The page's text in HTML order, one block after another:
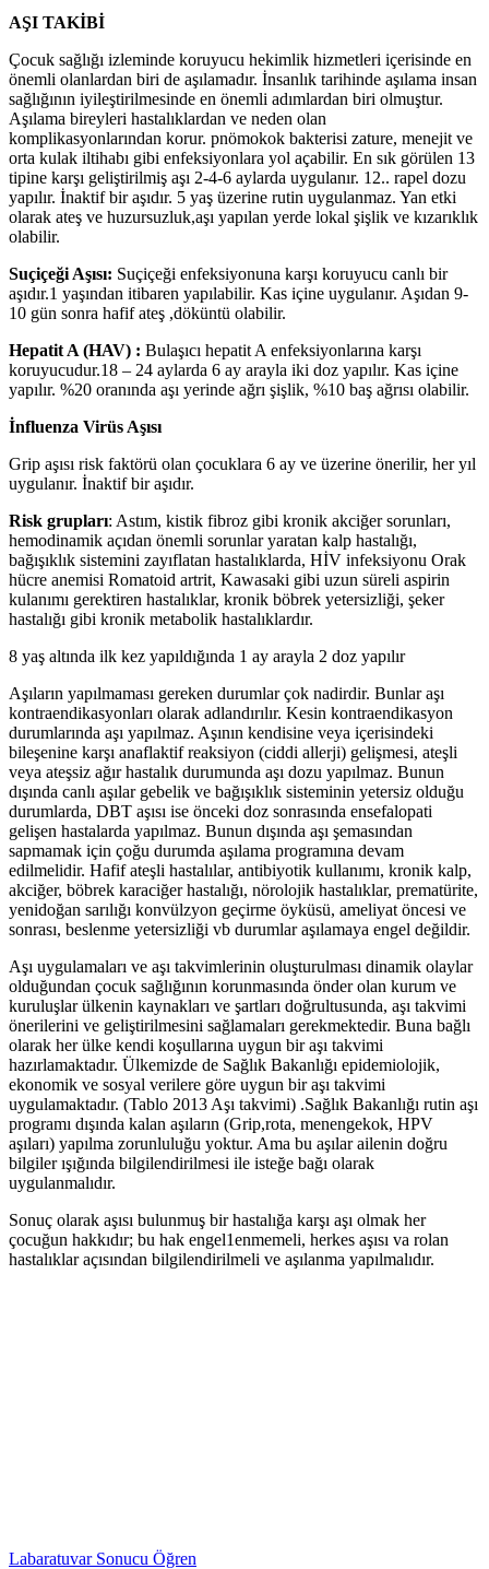
AŞI TAKİBİ
Çocuk sağlığı izleminde koruyucu hekimlik hizmetleri içerisinde en
önemli olanlardan biri de aşılamadır. İnsanlık tarihinde aşılama insan
sağlığının iyileştirilmesinde en önemli adımlardan biri olmuştur.
Aşılama bireyleri hastalıklardan ve neden olan
komplikasyonlarından korur. pnömokok bakterisi zature, menejit ve
orta kulak iltihabı gibi enfeksiyonlara yol açabilir. En sık görülen 13
tipine karşı geliştirilmiş aşı 2-4-6 aylarda uygulanır. 12.. rapel dozu
yapılır. İnaktif bir aşıdır. 5 yaş üzerine rutin uygulanmaz. Yan etki
olarak ateş ve huzursuzluk,aşı yapılan yerde lokal şişlik ve kızarıklık
olabilir.
Suçiçeği Aşısı: Suçiçeği enfeksiyonuna karşı koruyucu canlı bir
aşıdır.1 yaşından itibaren yapılabilir. Kas içine uygulanır. Aşıdan 9-
10 gün sonra hafif ateş ,döküntü olabilir.
Hepatit A (HAV) : Bulaşıcı hepatit A enfeksiyonlarına karşı
koruyucudur.18 – 24 aylarda 6 ay arayla iki doz yapılır. Kas içine
yapılır. %20 oranında aşı yerinde ağrı şişlik, %10 baş ağrısı olabilir.
İnfluenza Virüs Aşısı
Grip aşısı risk faktörü olan çocuklara 6 ay ve üzerine önerilir, her yıl
uygulanır. İnaktif bir aşıdır.
Risk grupları: Astım, kistik fibroz gibi kronik akciğer sorunları,
hemodinamik açıdan önemli sorunlar yaratan kalp hastalığı,
bağışıklık sistemini zayıflatan hastalıklarda, HİV infeksiyonu Orak
hücre anemisi Romatoid artrit, Kawasaki gibi uzun süreli aspirin
kulanımı gerektiren hastalıklar, kronik böbrek yetersizliği, şeker
hastalığı gibi kronik metabolik hastalıklardır.
8 yaş altında ilk kez yapıldığında 1 ay arayla 2 doz yapılır
Aşıların yapılmaması gereken durumlar çok nadirdir. Bunlar aşı
kontraendikasyonları olarak adlandırılır. Kesin kontraendikasyon
durumlarında aşı yapılmaz. Aşının kendisine veya içerisindeki
bileşenine karşı anaflaktif reaksiyon (ciddi allerji) gelişmesi, ateşli
veya ateşsiz ağır hastalık durumunda aşı dozu yapılmaz. Bunun
dışında canlı aşılar gebelik ve bağışıklık sisteminin yetersiz olduğu
durumlarda, DBT aşısı ise önceki doz sonrasında ensefalopati
gelişen hastalarda yapılmaz. Bunun dışında aşı şemasından
sapmamak için çoğu durumda aşılama programına devam
edilmelidir. Hafif ateşli hastalılar, antibiyotik kullanımı, kronik kalp,
akciğer, böbrek karaciğer hastalığı, nörolojik hastalıklar, prematürite,
yenidoğan sarılığı konvülzyon geçirme öyküsü, ameliyat öncesi ve
sonrası, beslenme yetersizliği vb durumlar aşılamaya engel değildir.
Aşı uygulamaları ve aşı takvimlerinin oluşturulması dinamik olaylar
olduğundan çocuk sağlığının korunmasında önder olan kurum ve
kuruluşlar ülkenin kaynakları ve şartları doğrultusunda, aşı takvimi
önerilerini ve geliştirilmesini sağlamaları gerekmektedir. Buna bağlı
olarak her ülke kendi koşullarına uygun bir aşı takvimi
hazırlamaktadır. Ülkemizde de Sağlık Bakanlığı epidemiolojik,
ekonomik ve sosyal verilere göre uygun bir aşı takvimi
uygulamaktadır. (Tablo 2013 Aşı takvimi) .Sağlık Bakanlığı rutin aşı
programı dışında kalan aşıların (Grip,rota, menengekok, HPV
aşıları) yapılma zorunluluğu yoktur. Ama bu aşılar ailenin doğru
bilgiler ışığında bilgilendirilmesi ile isteğe bağı olarak
uygulanmalıdır.
Sonuç olarak aşısı bulunmuş bir hastalığa karşı aşı olmak her
çocuğun hakkıdır; bu hak engel1enmemeli, herkes aşısı va rolan
hastalıklar açısından bilgilendirilmeli ve aşılanma yapılmalıdır.
Labaratuvar Sonucu Öğren